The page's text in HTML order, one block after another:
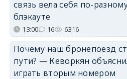
связь вела себя по-
блэкауте
13:00 16 6316
Почему наш бронепоезд
пути? — Кеворкян
играть вторым номером